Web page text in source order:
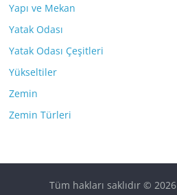
Yapı ve Mekan
Yatak Odası
Yatak Odası Çeşitleri
Yükseltiler
Zemin
Zemin Türleri
Tüm hakları saklıdır © 2026